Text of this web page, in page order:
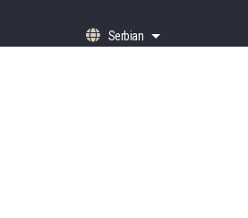
Serbian
List additional